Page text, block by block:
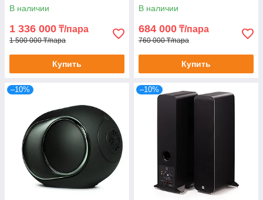
В наличии
1 336 000 ₸/пара
1 500 000 ₸/пара
Купить
В наличии
684 000 ₸/пара
760 000 ₸/пара
Купить
–10% –10%